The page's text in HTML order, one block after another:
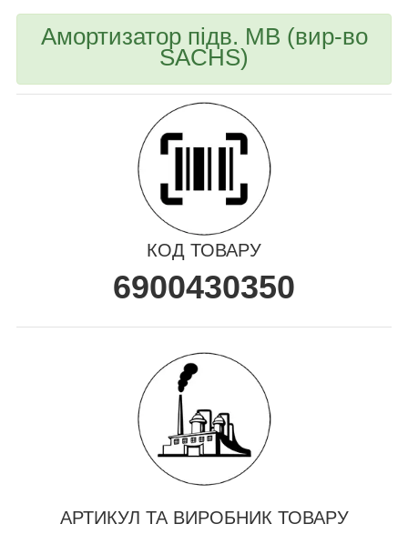
Амортизатор підв. MB (вир-во
SACHS)
КОД ТОВАРУ
6900430350
АРТИКУЛ ТА ВИРОБНИК ТОВАРУ